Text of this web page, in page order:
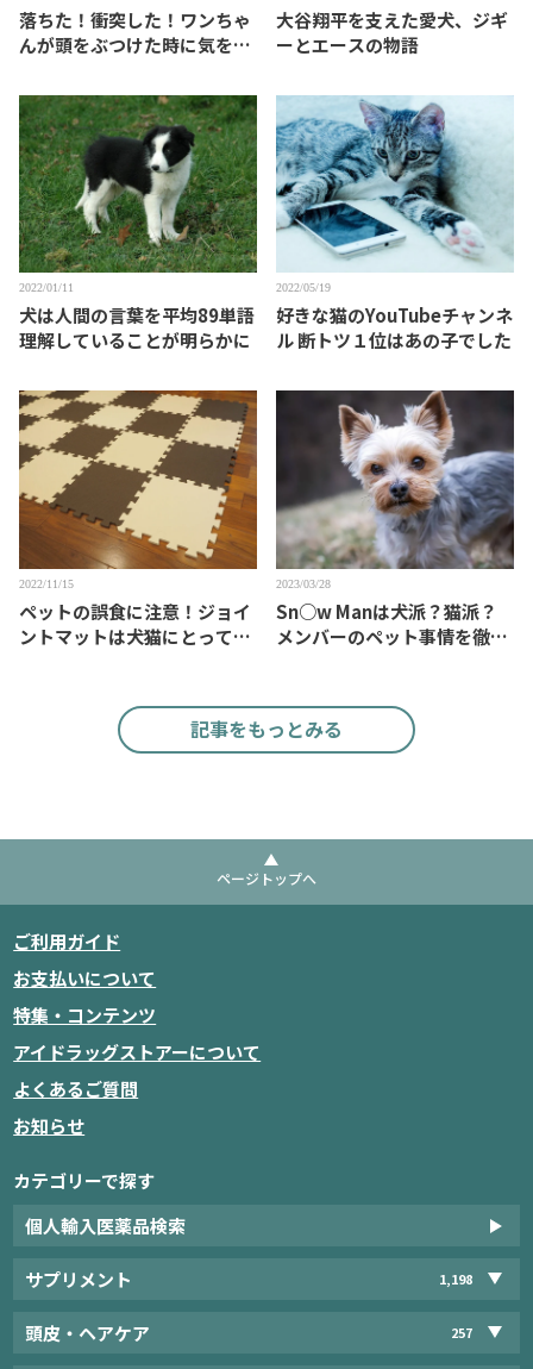
落ちた！衝突した！ワンちゃ
んが頭をぶつけた時に気をつ
大谷翔平を支えた愛犬、ジギ
ーとエースの物語
2022/01/11
犬は人間の言葉を平均89単語
理解していることが明らかに
2022/05/19
好きな猫のYouTubeチャンネ
ル 断トツ１位はあの子でした
2022/11/15
ペットの誤食に注意！ジョイ
ントマットは犬猫にとって魅
2023/03/28
Sn○w Manは犬派？猫派？
メンバーのペット事情を徹底
記事をもっとみる
ページトップへ
ご利用ガイド
お支払いについて
特集・コンテンツ
アイドラッグストアーについて
よくあるご質問
お知らせ
カテゴリーで探す
個人輸入医薬品検索
サプリメント 1,198
頭皮・ヘアケア 257